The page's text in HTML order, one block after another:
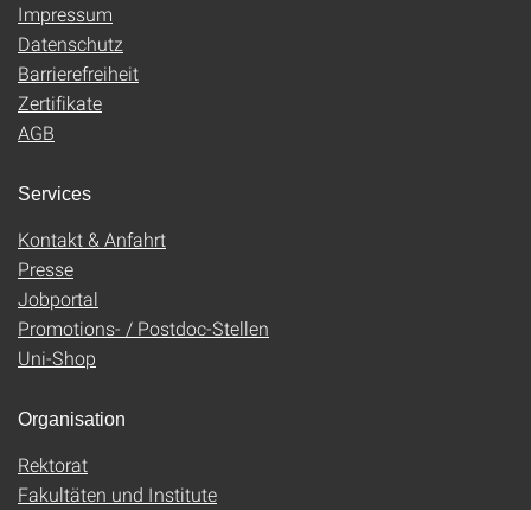
Impressum
Datenschutz
Barrierefreiheit
Zertifikate
AGB
Services
Kontakt & Anfahrt
Presse
Jobportal
Promotions- / Postdoc-Stellen
Uni-Shop
Organisation
Rektorat
Fakultäten und Institute